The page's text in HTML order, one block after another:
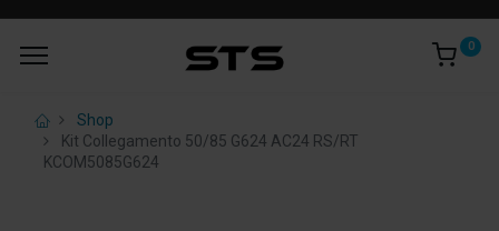
0
Shop
Kit Collegamento 50/85 G624 AC24 RS/RT
KCOM5085G624